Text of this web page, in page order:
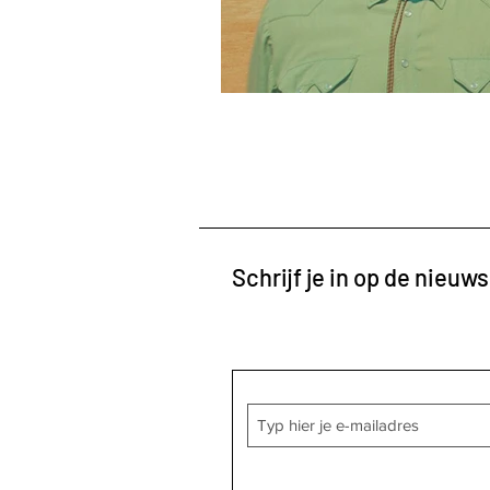
Schrijf je in op de